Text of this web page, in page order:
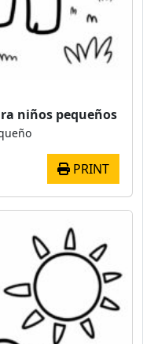
niños pequeños
PRINT